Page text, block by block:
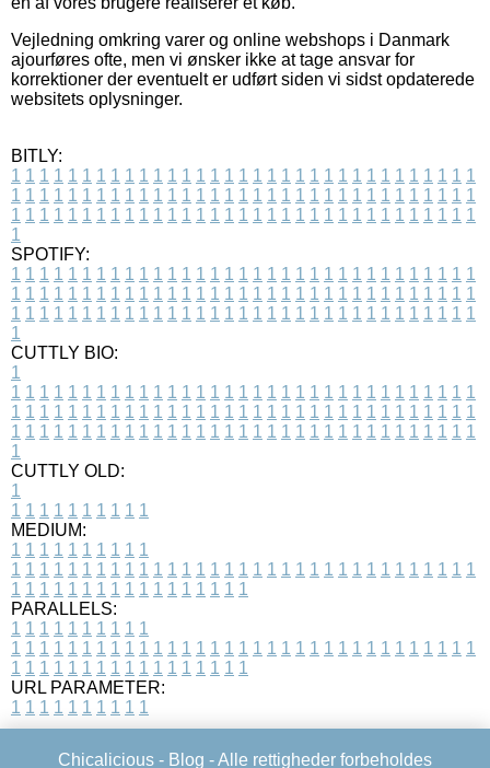
Vejledning omkring varer og online webshops i Danmark
ajourføres ofte, men vi ønsker ikke at tage ansvar for
korrektioner der eventuelt er udført siden vi sidst opdaterede
websitets oplysninger.
BITLY:
1 1 1 1 1 1 1 1 1 1 1 1 1 1 1 1 1 1 1 1 1 1 1 1 1 1 1 1 1 1 1 1 1
1 1 1 1 1 1 1 1 1 1 1 1 1 1 1 1 1 1 1 1 1 1 1 1 1 1 1 1 1 1 1 1 1
1 1 1 1 1 1 1 1 1 1 1 1 1 1 1 1 1 1 1 1 1 1 1 1 1 1 1 1 1 1 1 1 1
1
SPOTIFY:
1 1 1 1 1 1 1 1 1 1 1 1 1 1 1 1 1 1 1 1 1 1 1 1 1 1 1 1 1 1 1 1 1
1 1 1 1 1 1 1 1 1 1 1 1 1 1 1 1 1 1 1 1 1 1 1 1 1 1 1 1 1 1 1 1 1
1 1 1 1 1 1 1 1 1 1 1 1 1 1 1 1 1 1 1 1 1 1 1 1 1 1 1 1 1 1 1 1 1
1
CUTTLY BIO:
1
1 1 1 1 1 1 1 1 1 1 1 1 1 1 1 1 1 1 1 1 1 1 1 1 1 1 1 1 1 1 1 1 1
1 1 1 1 1 1 1 1 1 1 1 1 1 1 1 1 1 1 1 1 1 1 1 1 1 1 1 1 1 1 1 1 1
1 1 1 1 1 1 1 1 1 1 1 1 1 1 1 1 1 1 1 1 1 1 1 1 1 1 1 1 1 1 1 1 1
1
CUTTLY OLD:
1
1 1 1 1 1 1 1 1 1 1
MEDIUM:
1 1 1 1 1 1 1 1 1 1
1 1 1 1 1 1 1 1 1 1 1 1 1 1 1 1 1 1 1 1 1 1 1 1 1 1 1 1 1 1 1 1 1
1 1 1 1 1 1 1 1 1 1 1 1 1 1 1 1 1
PARALLELS:
1 1 1 1 1 1 1 1 1 1
1 1 1 1 1 1 1 1 1 1 1 1 1 1 1 1 1 1 1 1 1 1 1 1 1 1 1 1 1 1 1 1 1
1 1 1 1 1 1 1 1 1 1 1 1 1 1 1 1 1
URL PARAMETER:
1 1 1 1 1 1 1 1 1 1
Chicalicious - Blog - Alle rettigheder forbeholdes